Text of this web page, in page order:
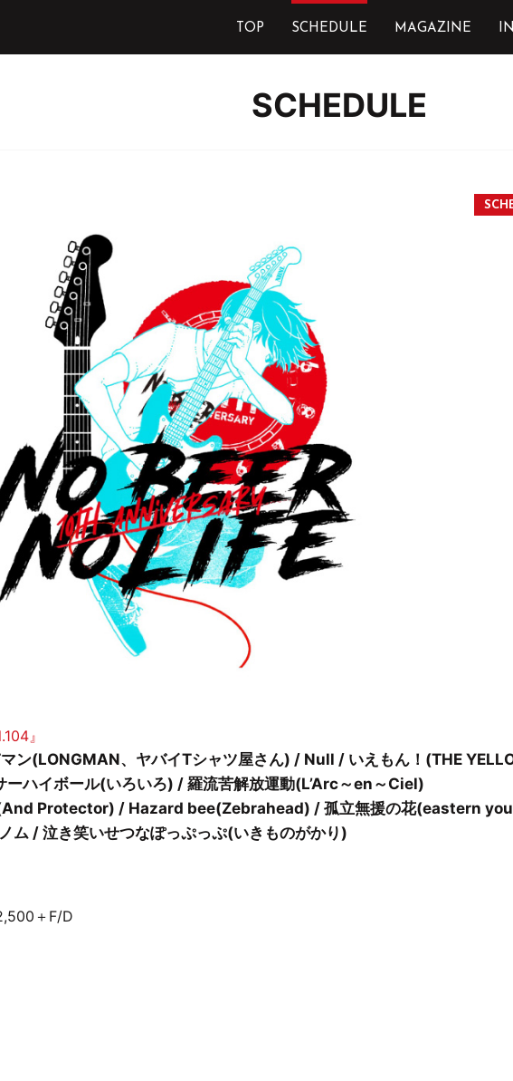
TOP SCHEDULE MAGAZINE
SCHEDULE
』
ン(LONGMAN、ヤバイTシャツ屋さん) / Null / いえもん！(THE
ーハイボール(いろいろ) / 羅流苦解放運動(L’Arc～en～Ciel)
(And Protector) / Hazard bee(Zebrahead) / 孤立無援の花(eastern
ム / 泣き笑いせつなぽっぷっぷ(いきものがかり)
＋F/D